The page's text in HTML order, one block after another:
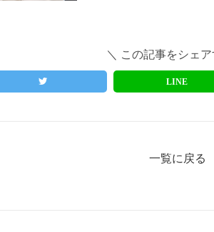
＼ この記事をシェア
LINE
一覧に戻る